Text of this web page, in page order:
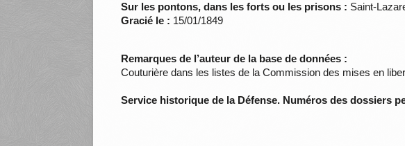
Sur les pontons, dans les forts ou les prisons : Saint-
Gracié le : 15/01/1849
Remarques de l’auteur de la base de données :
Couturière dans les listes de la Commission des mises en
Service historique de la Défense. Numéros des dossiers